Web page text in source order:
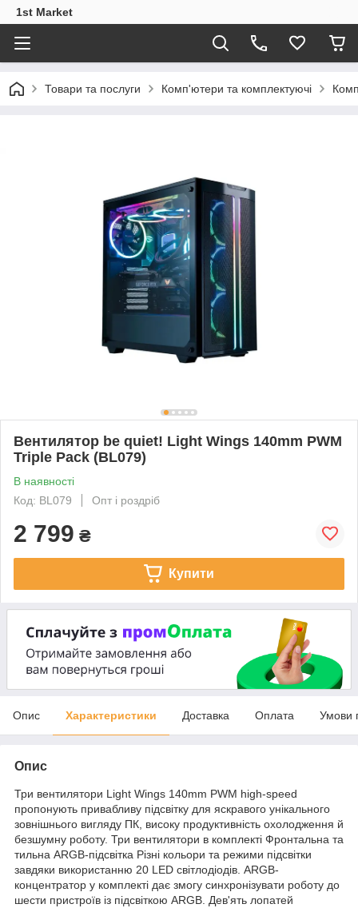
1st Market
Товари та послуги Комп'ютери та комплектуючі
Вентилятор be quiet! Light Wings 140mm PWM
Triple Pack (BL079)
В наявності
Код: BL079
Опт і роздріб
2 799 ₴
Купити
Опис Характеристики Доставка Оплата Умови
Опис
Три вентилятори Light Wings 140mm PWM high-speed
пропонують привабливу підсвітку для яскравого унікального
зовнішнього вигляду ПК, високу продуктивність охолодження й
безшумну роботу. Три вентилятори в комплекті Фронтальна та
тильна ARGB-підсвітка Різні кольори та режими підсвітки
завдяки використанню 20 LED світлодіодів. ARGB-
концентратор у комплекті дає змогу синхронізувати роботу до
шести пристроїв із підсвіткою ARGB. Дев'ять лопатей